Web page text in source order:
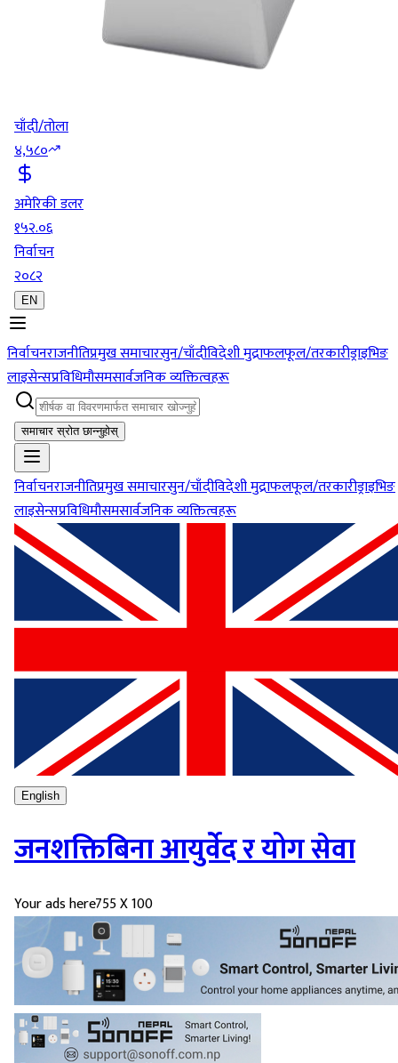
चाँदी/तोला
४,५८०
अमेरिकी डलर
१५२.०६
निर्वाचन
२०८२
EN
निर्वाचनराजनीतिप्रमुख समाचारसुन/चाँदीविदेशी मुद्राफलफूल/तरकारीड्राइभिङ
लाइसेन्सप्रविधिमौसमसार्वजनिक व्यक्तित्वहरू
समाचार स्रोत छान्नुहोस्
निर्वाचनराजनीतिप्रमुख समाचारसुन/चाँदीविदेशी मुद्राफलफूल/तरकारीड्राइभिङ
लाइसेन्सप्रविधिमौसमसार्वजनिक व्यक्तित्वहरू
English
जनशक्तिबिना आयुर्वेद र योग सेवा
Your ads here755 X 100